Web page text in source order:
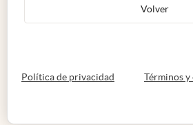
Volver
Política de privacidad abre en nueva
Términos